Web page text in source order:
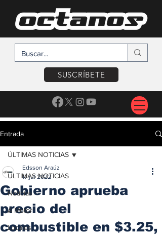
SUSCRÍBETE
Entrada
ÚLTIMAS NOTICIAS
Noticias
A Motor
Locales
ÚLTIMAS NOTICIAS
Gobierno aprueba
precio del
combustible en $3.25,
Edsson Araúz
17 jul 2022